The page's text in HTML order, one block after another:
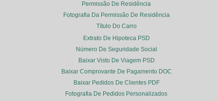
Permissão De Residência
Fotografia Da Permissão De Residência
Título Do Carro
Extrato De Hipoteca PSD
Número De Seguridade Social
Baixar Visto De Viagem PSD
Baixar Comprovante De Pagamento DOC
Baixar Pedidos De Clientes PDF
Fotografia De Pedidos Personalizados